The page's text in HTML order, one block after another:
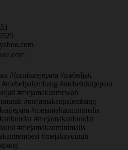
#furniturejepara #mebeljati
#mebelukirjepara
#mejamakanmewah
#mejamakanpalembang
#mejamakanminimalis
#mejamakanbundar
#mejamakanminimalis
#mejakayuutuh